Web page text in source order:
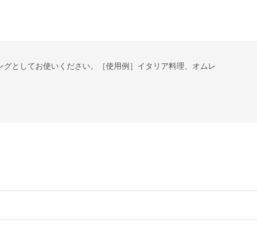
としてお使いください。［使用例］イタリア料理、オムレ